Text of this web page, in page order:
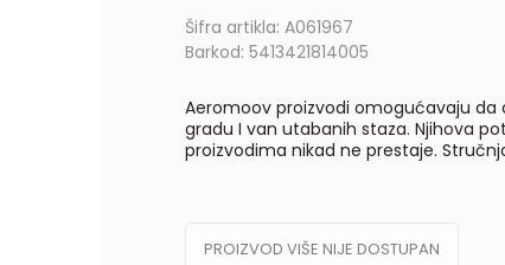
Šifra artikla: A061967
Barkod: 5413421814005
Aeromoov proizvodi omogućavaju da
gradu I van utabanih staza. Njihova
proizvodima nikad ne prestaje.
PROIZVOD VIŠE NIJE DOSTUPAN